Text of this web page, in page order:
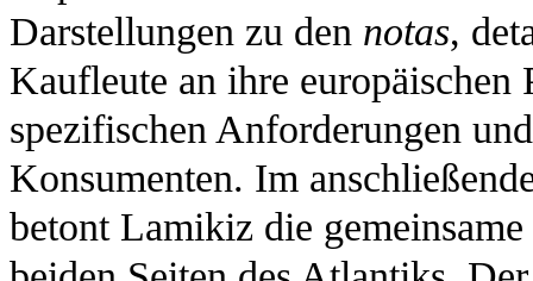
Darstellungen zu den notas,
Kaufleute an ihre
spezifischen Anforderungen
Konsumenten. Im
betont Lamikiz die